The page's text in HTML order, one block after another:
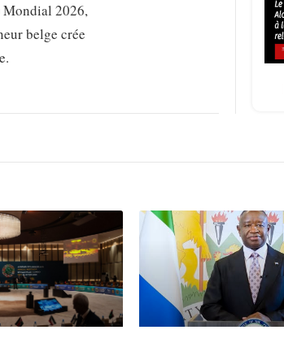
2026,
belge crée